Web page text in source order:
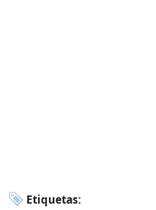
Etiquetas: